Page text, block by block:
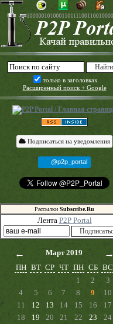
только в заголовках
Расширенный поиск + Google
Подписаться на уведомления
@p2p_portal
Рассылки Subscribe.Ru
Лента P2P Portal
← Март 2019 →
ПН ВТ СР ЧТ ПН СБ ВС
1
2
3
4
5 6 7 8 9
10
11
12 13 14 15 16
17
18
19 20 21 22 23
24